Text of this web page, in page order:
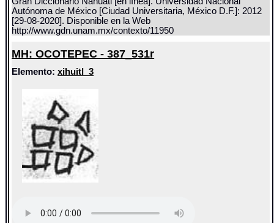
Autónoma de México [Ciudad Universitaria, México D.F.]: 2012
[29-08-2020]. Disponible en la Web
http://www.gdn.unam.mx/contexto/11950
MH: OCOTEPEC - 387_531r
Elemento:xihuitl_3